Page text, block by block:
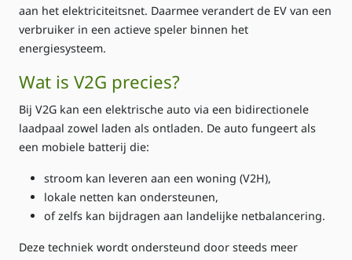
aan het elektriciteitsnet. Daarmee verandert de EV van een
verbruiker in een actieve speler binnen het
energiesysteem.
Wat is V2G precies?
Bij V2G kan een elektrische auto via een bidirectionele
laadpaal zowel laden als ontladen. De auto fungeert als
een mobiele batterij die:
stroom kan leveren aan een woning (V2H),
lokale netten kan ondersteunen,
of zelfs kan bijdragen aan landelijke netbalancering.
Deze techniek wordt ondersteund door steeds meer